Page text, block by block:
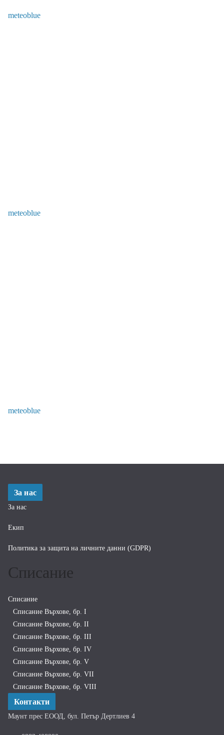
meteoblue
meteoblue
meteoblue
За нас
За нас
Екип
Политика за защита на личните данни (GDPR)
Списание
Списание
Списание Върхове, бр. I
Списание Върхове, бр. II
Списание Върхове, бр. III
Списание Върхове, бр. IV
Списание Върхове, бр. V
Списание Върхове, бр. VII
Списание Върхове, бр. VIII
Контакти
Маунт прес ЕООД, бул. Петър Дертлиев 4